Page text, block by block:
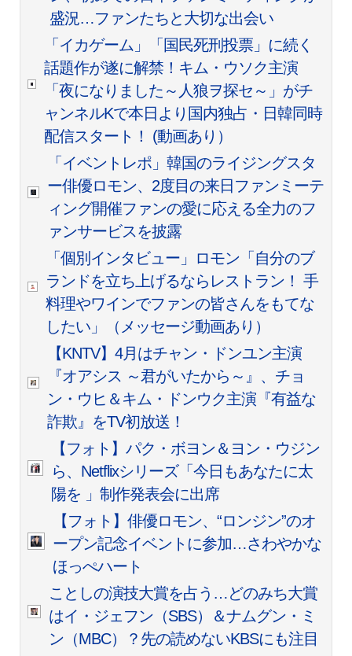
盛況…ファンたちと大切な出会い
「イカゲーム」「国民死刑投票」に続く
話題作が遂に解禁！キム・ウソク主演
「夜になりました～人狼ヲ探セ～」がチ
ャンネルKで本日より国内独占・日韓同時
配信スタート！ (動画あり）
「イベントレポ」韓国のライジングスタ
ー俳優ロモン、2度目の来日ファンミーテ
ィング開催ファンの愛に応える全力のフ
ァンサービスを披露
「個別インタビュー」ロモン「自分のブ
ランドを立ち上げるならレストラン！ 手
料理やワインでファンの皆さんをもてな
したい」（メッセージ動画あり）
【KNTV】4月はチャン・ドンユン主演
『オアシス ～君がいたから～』、チョ
ン・ウヒ＆キム・ドンウク主演『有益な
詐欺』をTV初放送！
【フォト】パク・ボヨン＆ヨン・ウジン
ら、Netflixシリーズ「今日もあなたに太
陽を 」制作発表会に出席
【フォト】俳優ロモン、“ロンジン”のオ
ープン記念イベントに参加…さわやかな
ほっぺハート
ことしの演技大賞を占う…どのみち大賞
はイ・ジェフン（SBS）＆ナムグン・ミ
ン（MBC）？先の読めないKBSにも注目